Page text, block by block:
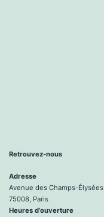
Retrouvez-nous
Adresse
Avenue des Champs-Élysées
75008, Paris
Heures d’ouverture